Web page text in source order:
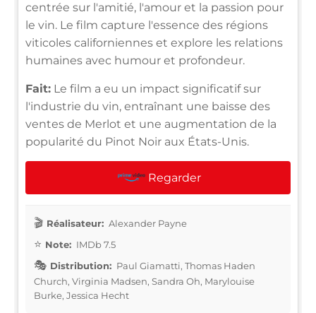
centrée sur l'amitié, l'amour et la passion pour
le vin. Le film capture l'essence des régions
viticoles californiennes et explore les relations
humaines avec humour et profondeur.
Fait: Le film a eu un impact significatif sur
l'industrie du vin, entraînant une baisse des
ventes de Merlot et une augmentation de la
popularité du Pinot Noir aux États-Unis.
Regarder
Réalisateur: Alexander Payne
Note: IMDb 7.5
Distribution: Paul Giamatti, Thomas Haden
Church, Virginia Madsen, Sandra Oh, Marylouise
Burke, Jessica Hecht